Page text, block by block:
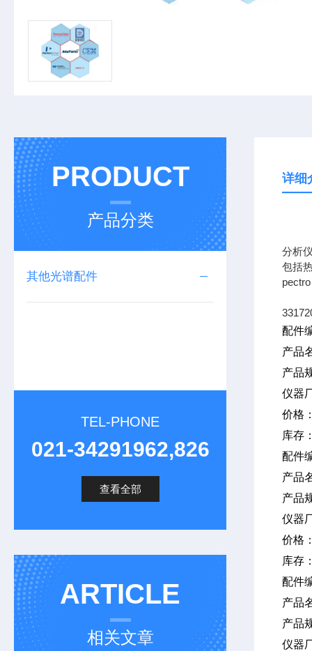
PRODUCT
产品分类
其他光谱配件
TEL-PHONE
021-34291962,826
查看全部
ARTICLE
相关文章
详细
分析
包括
配件
产品
产品
仪器
价格
库存
配件
产品
产品
仪器
价格
库存
配件
产品
产品
仪器